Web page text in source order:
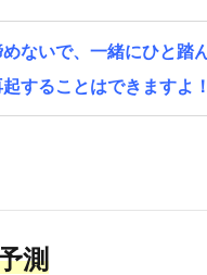
ないで、一緒にひと踏
することはできますよ
測